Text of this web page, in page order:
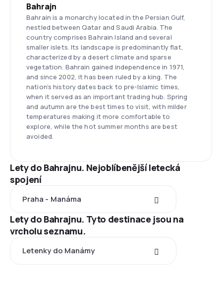
Bahrajn
Bahrain is a monarchy located in the Persian Gulf,
nestled between Qatar and Saudi Arabia. The
country comprises Bahrain Island and several
smaller islets. Its landscape is predominantly flat,
characterized by a desert climate and sparse
vegetation. Bahrain gained independence in 1971,
and since 2002, it has been ruled by a king. The
nation’s history dates back to pre-Islamic times,
when it served as an important trading hub. Spring
and autumn are the best times to visit, with milder
temperatures making it more comfortable to
explore, while the hot summer months are best
avoided.
Lety do Bahrajnu. Nejoblíbenější letecká
spojení
Praha - Manáma
Lety do Bahrajnu. Tyto destinace jsou na
vrcholu seznamu.
Letenky do Manámy